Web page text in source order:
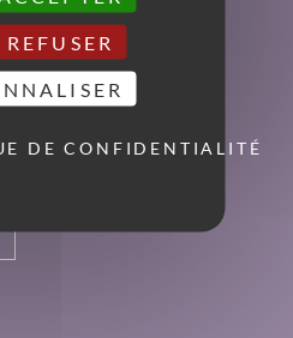
DE CONFIDENTIALITÉ